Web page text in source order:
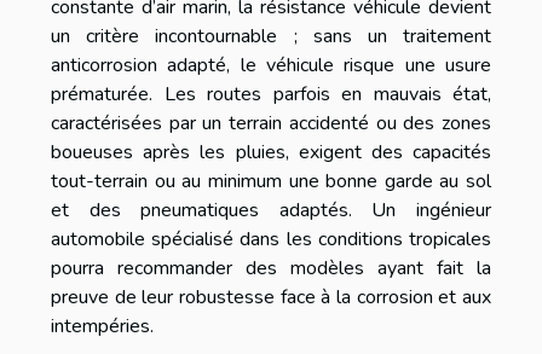
constante d’air marin, la résistance véhicule devient
un critère incontournable ; sans un traitement
anticorrosion adapté, le véhicule risque une usure
prématurée. Les routes parfois en mauvais état,
caractérisées par un terrain accidenté ou des zones
boueuses après les pluies, exigent des capacités
tout-terrain ou au minimum une bonne garde au sol
et des pneumatiques adaptés. Un ingénieur
automobile spécialisé dans les conditions tropicales
pourra recommander des modèles ayant fait la
preuve de leur robustesse face à la corrosion et aux
intempéries.